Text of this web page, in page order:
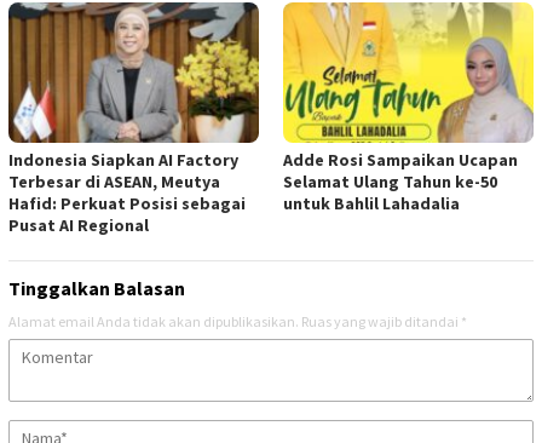
Indonesia Siapkan AI Factory
Terbesar di ASEAN, Meutya
Hafid: Perkuat Posisi sebagai
Pusat AI Regional
Adde Rosi Sampaikan Ucapan
Selamat Ulang Tahun ke-50
untuk Bahlil Lahadalia
Tinggalkan Balasan
Alamat email Anda tidak akan dipublikasikan. Ruas yang wajib ditandai *